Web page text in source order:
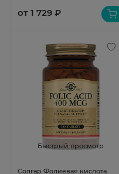
от 1 729 ₽
Быстрый просмотр
Солгар Фолиевая кислота